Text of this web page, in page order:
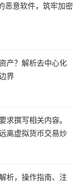
恶意软件，筑牢加密
产？解析去中心化
界
求撰写相关内容。
离虚拟货币交易炒
金融秩序和社会环
供帮助
析，操作指南、注